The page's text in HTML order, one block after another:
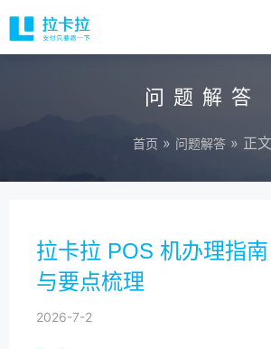
问题解答
首页 » 问题解答 » 正文
拉卡拉 POS 机办理指
与要点梳理
2026-7-2